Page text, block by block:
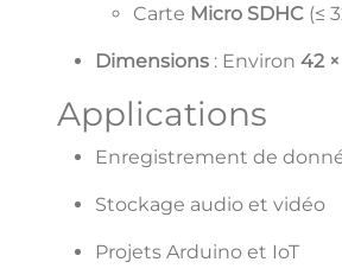
Carte Micro SDHC (≤
Dimensions : Environ 42
Applications
Enregistrement de
Stockage audio et vidéo
Projets Arduino et IoT